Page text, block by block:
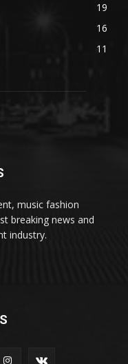
19
16
11
music fashion
breaking news and
industry.